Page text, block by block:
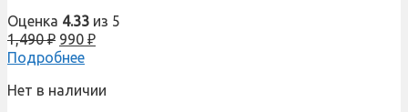
Оценка 4.33 из 5
1,490₽ 990 ₽
Подробнее
Нет в наличии